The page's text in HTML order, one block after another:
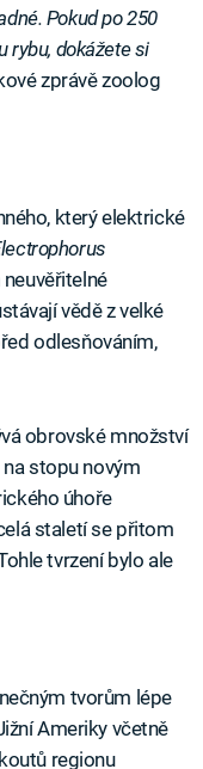
Pokud po 250
rybu, dokážete si
zprávě zoolog
který elektrické
vědě z velké
odlesňováním,
obrovské množství
stopu novým
úhoře
staletí se přitom
tvrzení bylo ale
tvorům lépe
Ameriky včetně
regionu